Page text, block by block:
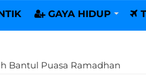
GAYA HIDUP
Bantul Puasa Ramadhan